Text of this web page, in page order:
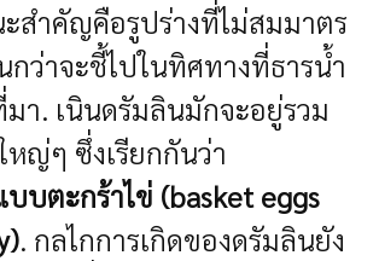
สำคัญคือรูปร่างที่ไม่สมมาตร
ว่าจะชี้ไปในทิศทางที่ธารน้ำ
า. เนินดรัมลินมักจะอยู่รวม
ญ่ๆ ซึ่งเรียกกันว่า
บตะกร้าไข่ (basket eggs
. กลไกการเกิดของดรัมลินยัง